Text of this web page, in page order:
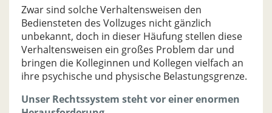
Zwar sind solche Verhaltensweisen den
Bediensteten des Vollzuges nicht gänzlich
unbekannt, doch in dieser Häufung stellen diese
Verhaltensweisen ein großes Problem dar und
bringen die Kolleginnen und Kollegen vielfach an
ihre psychische und physische Belastungsgrenze.
Unser Rechtssystem steht vor einer enormen